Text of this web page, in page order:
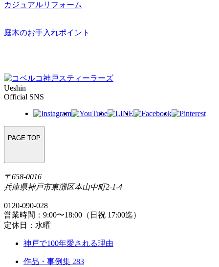
カジュアルリフォーム
庭木のお手入れポイント
Ueshin
Official SNS
PAGE TOP
〒658-0016
兵庫県神戸市東灘区本山中町2-1-4
0120-090-028
営業時間：9:00〜18:00（日祝 17:00迄）
定休日：水曜
神戸で100年愛される理由
作品・事例集 283